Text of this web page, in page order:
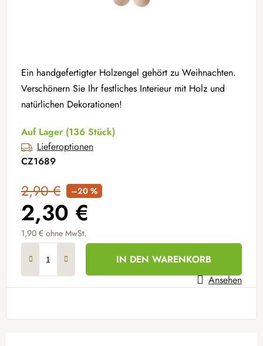
Ein handgefertigter Holzengel gehört zu Weihnachten.
Verschönern Sie Ihr festliches Interieur mit Holz und
natürlichen Dekorationen!
Auf Lager (136 Stück)
Lieferoptionen
CZ1689
2,90 € –20 %
2,30 €
1,90 € ohne MwSt.
IN DEN WARENKORB
Ansehen